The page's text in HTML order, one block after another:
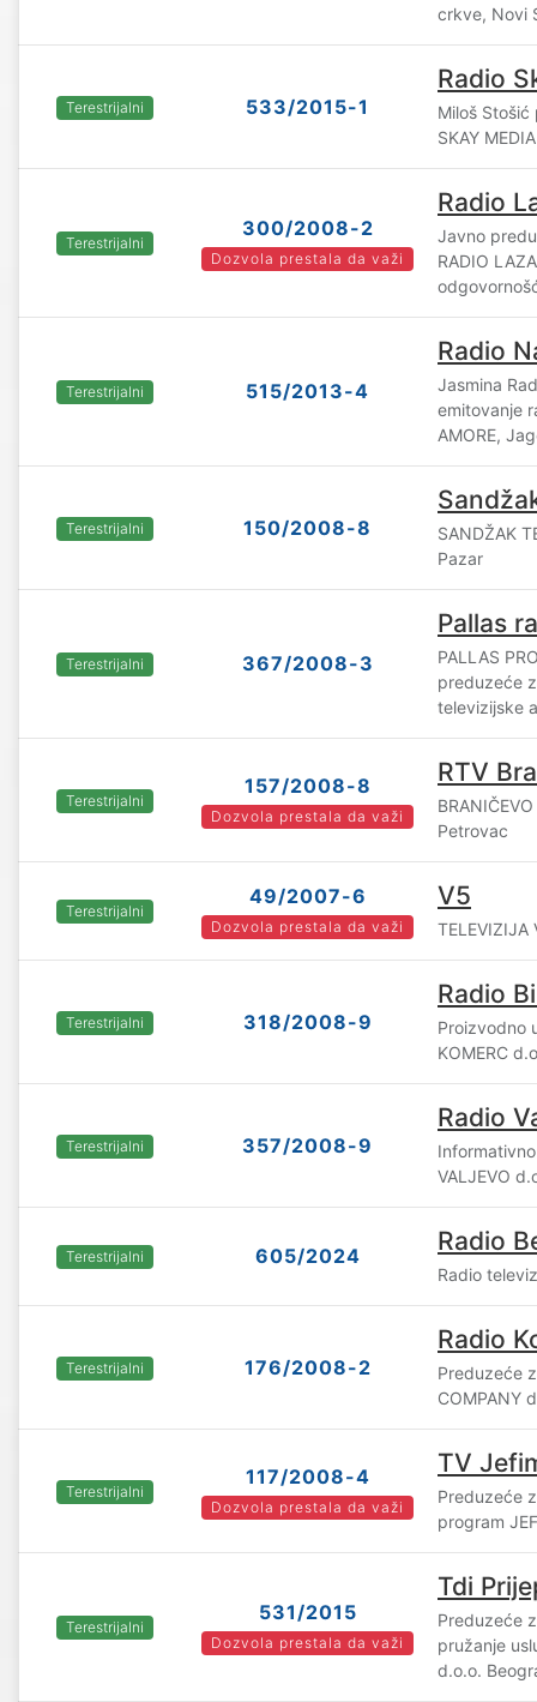
crkve, Novi
Terestrijalni 533/2015-1
Radio
Miloš
SKAY
Terestrijalni
300/2008-2
Dozvola prestala da važi
Radio
Javno
RADIO
Terestrijalni 515/2013-4
Radio
Jasmina
emitovanje
AMORE,
Terestrijalni 150/2008-8
SANDŽAK
Pazar
Terestrijalni 367/2008-3
Pallas
PALLAS
preduzeće
televizijske
Terestrijalni
157/2008-8
Dozvola prestala da važi
RTV
Petrovac
Terestrijalni
49/2007-6
Dozvola prestala da važi
V5
TELEVIZIJA
Terestrijalni 318/2008-9
Radio
Proizvodno
KOMERC
Terestrijalni 357/2008-9
Radio
VALJEVO
Terestrijalni 605/2024 Radio
Radio
Terestrijalni 176/2008-2
Radio
Preduzeće
COMPANY
Terestrijalni
117/2008-4
Dozvola prestala da važi
TV
Preduzeće
program
Terestrijalni
531/2015
Dozvola prestala da važi
Tdi
Preduzeće
pružanje
d.o.o.